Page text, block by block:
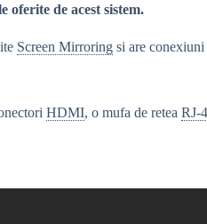
oferite de acest sistem.
Screen Mirroring si are
HDMI, o mufa de reteaRJ-